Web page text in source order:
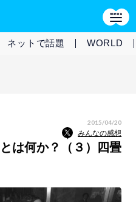
ネットで話題 WORLD
2015/04/20
みんなの感想
は何か？（３）四畳